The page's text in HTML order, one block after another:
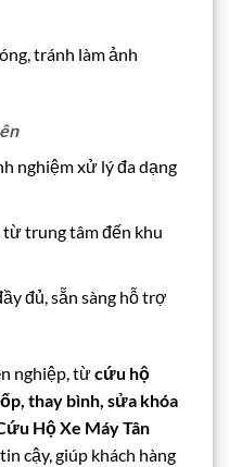
tránh làm ảnh
nghiệm xử lý đa dạng
trung tâm đến khu
đủ, sẵn sàng hỗ trợ
nghiệp, từcứu hộ
thay bình, sửa khóa
Hộ Xe Máy Tân
cậy, giúp khách hàng